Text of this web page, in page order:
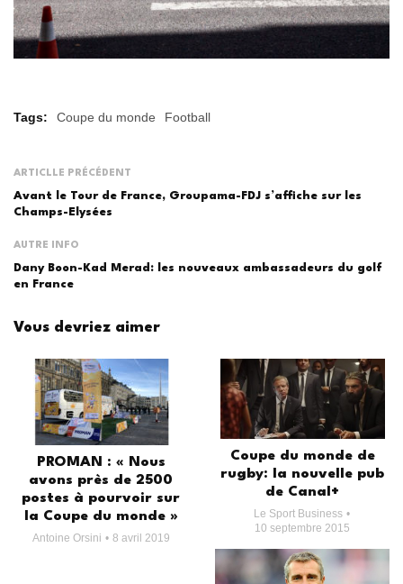
Tags: Coupe du monde Football
ARTICLLE PRÉCÉDENT
Avant le Tour de France, Groupama-FDJ s’affiche sur les
Champs-Elysées
AUTRE INFO
Dany Boon-Kad Merad: les nouveaux ambassadeurs du golf
en France
Vous devriez aimer
PROMAN : « Nous
avons près de 2500
postes à pourvoir sur
la Coupe du monde »
Antoine Orsini 8 avril 2019
Coupe du monde de
rugby: la nouvelle pub
de Canal+
Le Sport Business
10 septembre 2015